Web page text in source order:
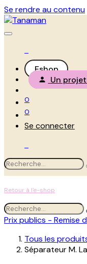
Se rendre au contenu
Eshop
Un
0
0
Se connecter
Retour à l'e-shop
Prix publics - Remise
Tous les
Séparateur M.